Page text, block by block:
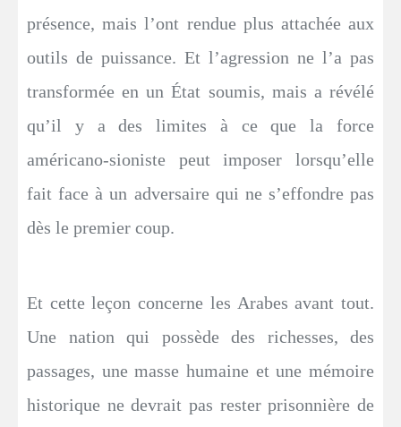
présence, mais l’ont rendue plus attachée aux
outils de puissance. Et l’agression ne l’a pas
transformée en un État soumis, mais a révélé
qu’il y a des limites à ce que la force
américano-sioniste peut imposer lorsqu’elle
fait face à un adversaire qui ne s’effondre pas
dès le premier coup.
Et cette leçon concerne les Arabes avant tout.
Une nation qui possède des richesses, des
passages, une masse humaine et une mémoire
historique ne devrait pas rester prisonnière de